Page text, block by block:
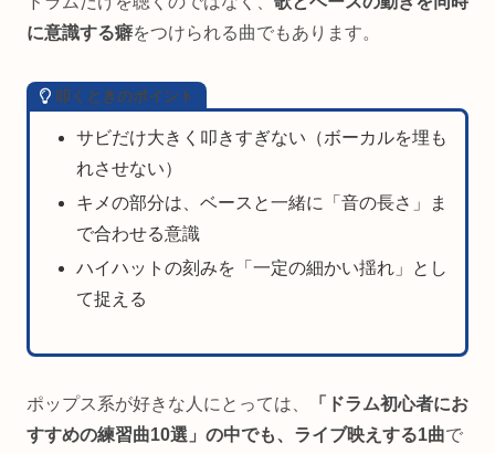
に意識する癖をつけられる曲でもあります。
叩くときのポイント
サビだけ大きく叩きすぎない（ボーカルを埋も
れさせない）
キメの部分は、ベースと一緒に「音の長さ」ま
で合わせる意識
ハイハットの刻みを「一定の細かい揺れ」とし
て捉える
ポップス系が好きな人にとっては、
「ドラム初心者にお
すすめの練習曲10選」の中でも、ライブ映えする1曲で